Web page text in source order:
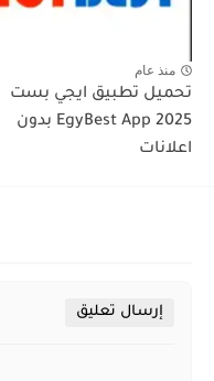
منذ عام
تحميل تطبيق ايجي بست
2025 EgyBest App بدون
اعلانات
إرسال تعليق